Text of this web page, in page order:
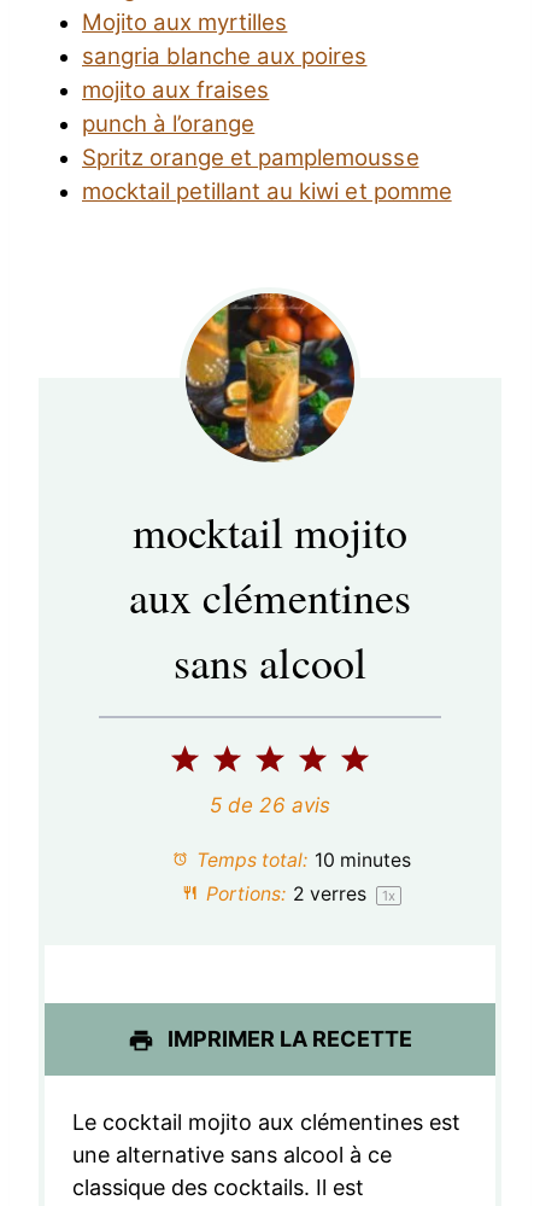
Mojito aux myrtilles
sangria blanche aux poires
mojito aux fraises
punch à l’orange
Spritz orange et pamplemousse
mocktail petillant au kiwi et pomme
mocktail mojito
aux clémentines
sans alcool
5
t
o
e
s
4
é
t
o
e
s
3
é
t
o
e
s
2
é
t
o
e
s
1
é
t
o
e
5 de26 avis
Temps total: 10 minutes
Portions: 2 verres 1x
IMPRIMER LA RECETTE
Le cocktail mojito aux clémentines est
une alternative sans alcool à ce
classique des cocktails. Il est